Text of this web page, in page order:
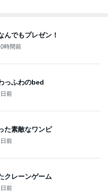
んでもプレゼン！
時間前
っふわのbed
前
た素敵なワンピ
前
クレーンゲーム
前